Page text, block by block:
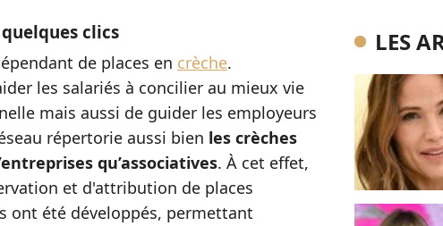
clics
de places en crèche.
les salariés à concilier au mieux vie
mais aussi de guider les employeurs
répertorie aussi bien les crèches
qu’associatives. À cet effet,
et d'attribution de places
ont été développés, permettant
LES